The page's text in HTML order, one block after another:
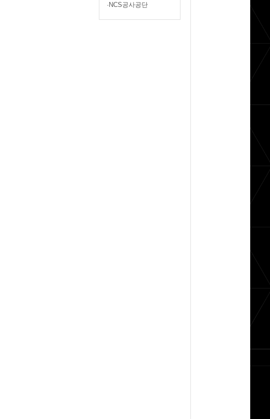
·NCS공사공단